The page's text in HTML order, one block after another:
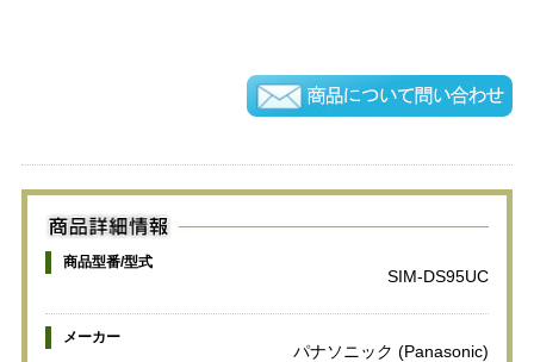
商品型番/型式
SIM-DS95UC
メーカー
パナソニック (Panasonic)